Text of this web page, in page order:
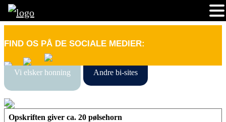
FIND OS PÅ DE SOCIALE MEDIER:
Vi elsker honning Andre bi-sites
Opskriften giver ca. 20 pølsehorn